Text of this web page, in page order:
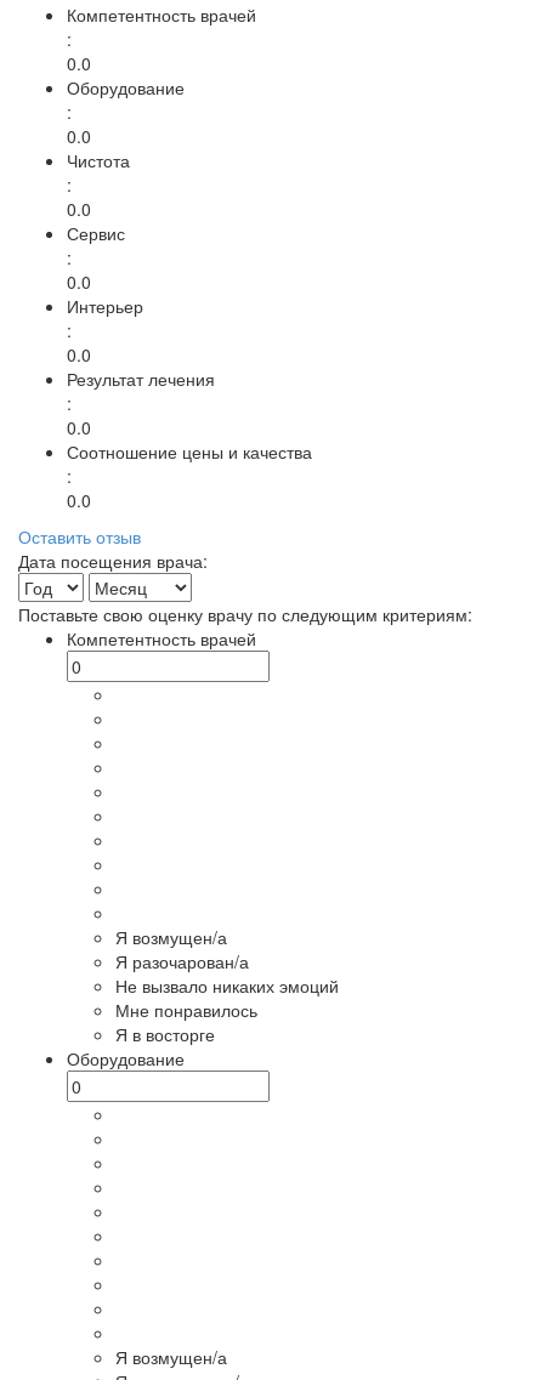
Компетентность врачей
:
0.0
Оборудование
:
0.0
Чистота
:
0.0
Сервис
:
0.0
Интерьер
:
0.0
Результат лечения
:
0.0
Соотношение цены и качества
:
0.0
Оставить отзыв
Дата посещения врача:
Поставьте свою оценку врачу по следующим критериям:
Компетентность врачей
Я возмущен/а
Я разочарован/а
Не вызвало никаких эмоций
Мне понравилось
Я в восторге
Оборудование
Я возмущен/а